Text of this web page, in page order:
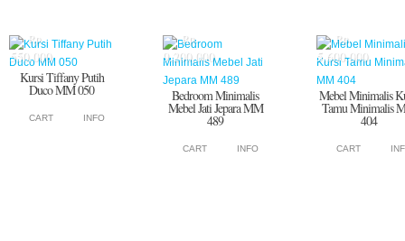
Rp.
550.000
Kursi Tiffany Putih
Duco MM 050
CART INFO
Rp.
9.200.000
Bedroom Minimalis
Mebel Jati Jepara MM
489
CART INFO
Rp.
5.600.000
Mebel Minimalis
Tamu Minimalis
404
CART